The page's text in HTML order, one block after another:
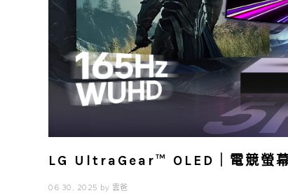
LG UltraGear™ OLED｜電競螢
06 30, 2025 by 雲爸